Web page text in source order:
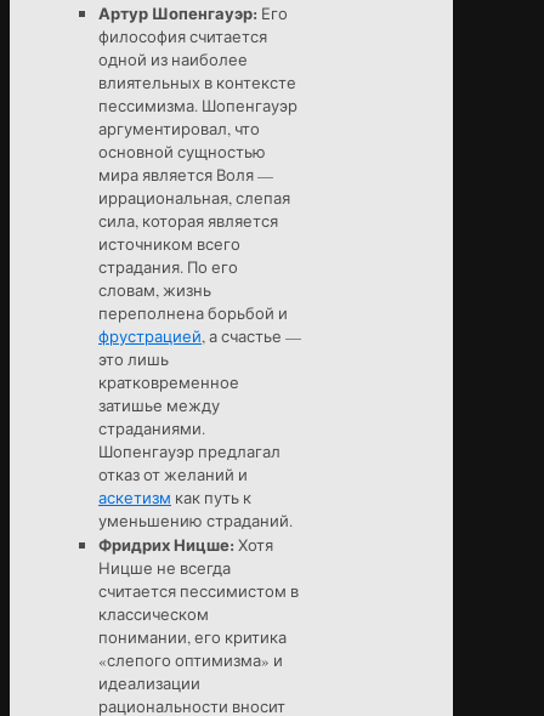
Артур Шопенгауэр: Его
философия считается
одной из наиболее
влиятельных в контексте
пессимизма. Шопенгауэр
аргументировал, что
основной сущностью
мира является Воля —
иррациональная, слепая
сила, которая является
источником всего
страдания. По его
словам, жизнь
переполнена борьбой и
фрустрацией, а счастье —
это лишь
кратковременное
затишье между
страданиями.
Шопенгауэр предлагал
отказ от желаний и
аскетизм как путь к
уменьшению страданий.
Фридрих Ницше: Хотя
Ницше не всегда
считается пессимистом в
классическом
понимании, его критика
«слепого оптимизма» и
идеализации
рациональности вносит